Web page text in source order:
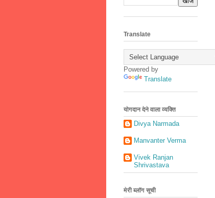
Translate
Powered by
Translate
योगदान देने वाला व्यक्ति
Divya Narmada
Manvanter Verma
Vivek Ranjan
Shrivastava
मेरी ब्लॉग सूची